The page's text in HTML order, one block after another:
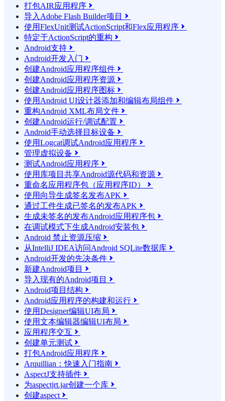
打包AIR应用程序 
导入Adobe Flash Builder项目 
使用FlexUnit测试ActionScript和Flex应用程序 
特定于ActionScript的重构 
Android支持 
Android开发入门 
创建Android应用程序组件 
创建Android应用程序资源 
创建Android应用程序图标 
使用Android UI设计器添加和编辑布局组件 
重构Android XML布局文件 
创建Android运行/调试配置 
Android手动选择目标设备 
使用Logcat调试Android应用程序 
管理虚拟设备 
测试Android应用程序 
使用库项目共享Android源代码和资源 
重命名应用程序包（应用程序ID） 
使用向导生成签名发布APK 
通过工件生成已签名的发布APK 
生成未签名的发布Android应用程序包 
在调试模式下生成Android安装包 
Android 禁止资源压缩 
从IntelliJ IDEA访问Android SQLite数据库 
Android开发的先决条件 
新建Android项目 
导入现有的Android项目 
Android项目结构 
Android应用程序的构建和运行 
使用Designer编辑UI布局 
使用文本编辑器编辑UI布局 
应用程序交互 
创建单元测试 
打包Android应用程序 
Arquillian：快速入门指南 
AspectJ支持插件 
为aspectjrt.jar创建一个库 
创建aspect 